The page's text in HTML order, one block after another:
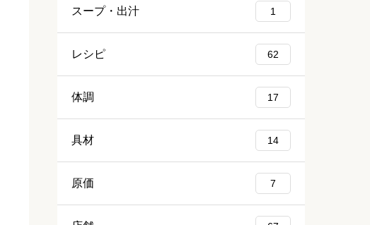
スープ・出汁 1
レシピ 62
体調 17
具材 14
原価 7